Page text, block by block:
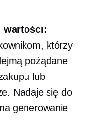
wartości:
którzy
pożądane
lub
Nadaje się do
generowanie